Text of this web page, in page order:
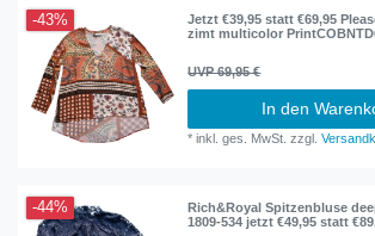
-43%
Jetzt €39,95 statt €69,95
zimt multicolor
UVP 69,95 €
In den
*inkl. ges. MwSt. zzgl.
-44%
Rich&Royal Spitzenbluse
1809-534 jetzt €49,95 statt